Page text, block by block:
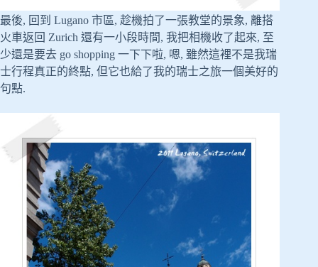
最後, 回到 Lugano 市區, 趁機拍了一張教堂的景象, 離搭
火車返回 Zurich 還有一小段時間, 我把相機收了起來, 至
少還是要去 go shopping 一下下啦, 嗯, 雖然這裡不是我瑞
士行程真正的終點, 但它也給了我的瑞士之旅一個美好的
句點.